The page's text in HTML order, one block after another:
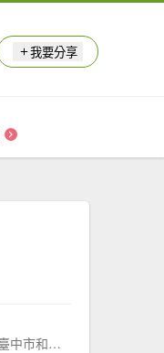
我要分享
苗栗縣泰安鄉,臺中市和平區